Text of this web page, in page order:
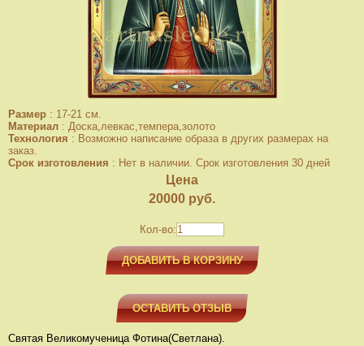
Размер : 17-21 см.
Материал : Доска,левкас,темпера,золото
Технология : Возможно написание образа в других размерах на
заказ.
Срок изготовления : Нет в наличии. Срок изготовления 30 дней
Цена
20000 руб.
Кол-во:
ДОБАВИТЬ В КОРЗИНУ
ОСТАВИТЬ ОТЗЫВ
Святая Великомученица Фотина(Светлана).